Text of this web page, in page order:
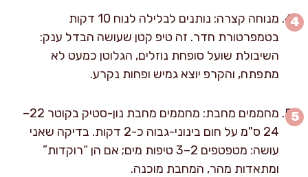
מנוחה קצרה: נותנים לבלילה לנוח 10 דקות
בטמפרטורת חדר. זה טיפ קטן שעושה הבדל ענק:
השיבולת שועל סופחת נוזלים, הגלוטן כמעט לא
מתפתח, והקרפ יוצא גמיש ופחות נקרע.
מחממים מחבת: מחממים מחבת נון-סטיק בקוטר 22–
24 ס"מ על חום בינוני-גבוה כ-2 דקות. בדיקה שאני
עושה: מטפטפים 2–3 טיפות מים; אם הן “רוקדות”
ומתאדות מהר, המחבת מוכנה.